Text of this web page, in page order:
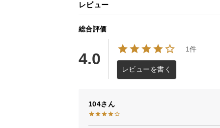
レビュー
総合評価
4.0
1件
レビューを書く
104